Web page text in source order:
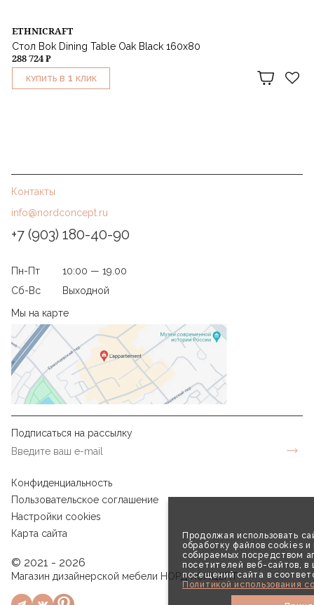
Продолжая использовать
обработку файлов cookies и
собираемых посредством
посетителей веб-сайтов, в
посещений сайта в
Политикой использования
ETHNICRAFT
Стол Bok Dining Table Oak Black 160x80
288 724 ₽
КУПИТЬ В 1 КЛИК
Контакты
info@nordconcept.ru
+7 (903) 180-40-90
Пн-Пт
10:00 — 19.00
Сб-Вс
Выходной
Мы на карте
Подписаться на рассылку
Конфиденциальность
Пользовательское соглашение
Настройки cookies
Карта сайта
© 2021 - 2026
Магазин дизайнерской мебели НОРД КОНЦЕПТ